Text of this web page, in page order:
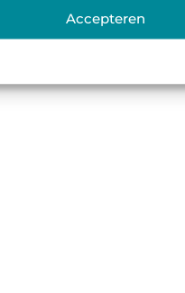
Accepteren